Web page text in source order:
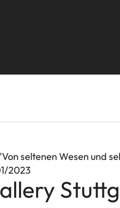
seltenen Wesen und
2023